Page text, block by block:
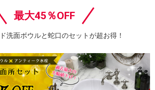
最大45％OFF
洗面ボウルと蛇口のセットが超お得！